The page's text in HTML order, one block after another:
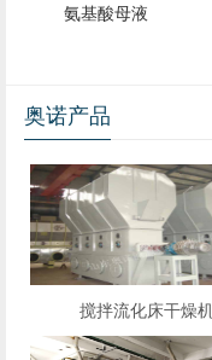
氨基酸母液
奥诺产品
搅拌流化床干燥